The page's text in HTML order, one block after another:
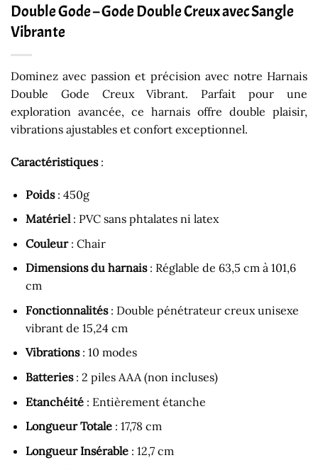
Double Gode – Gode Double Creux avec Sangle
Vibrante
Dominez avec passion et précision avec notre Harnais
Double Gode Creux Vibrant. Parfait pour une
exploration avancée, ce harnais offre double plaisir,
vibrations ajustables et confort exceptionnel.
Caractéristiques:
Poids: 450g
Matériel: PVC sans phtalates ni latex
Couleur: Chair
Dimensions du harnais: Réglable de 63,5 cm à 101,6
cm
Fonctionnalités: Double pénétrateur creux unisexe
vibrant de 15,24 cm
Vibrations : 10 modes
Batteries: 2 piles AAA (non incluses)
Etanchéité: Entièrement étanche
Longueur Totale: 17,78 cm
Longueur Insérable: 12,7 cm